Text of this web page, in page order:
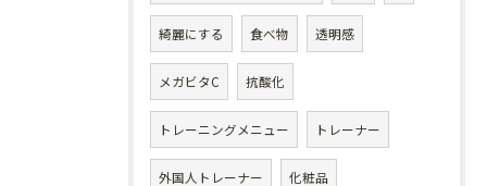
綺麗にする 食べ物 透明感
メガビタC 抗酸化
トレーニングメニュー トレーナー
外国人トレーナー 化粧品